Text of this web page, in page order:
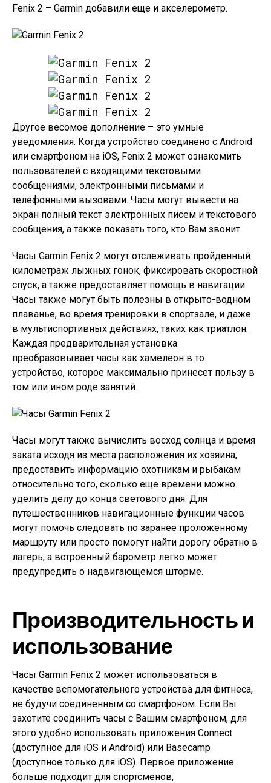
Fenix 2 – Garmin добавили еще и акселерометр.
Другое весомое дополнение – это умные
уведомления. Когда устройство соединено с Android
или смартфоном на iOS, Fenix 2 может ознакомить
пользователей с входящими текстовыми
сообщениями, электронными письмами и
телефонными вызовами. Часы могут вывести на
экран полный текст электронных писем и текстового
сообщения, а также показать того, кто Вам звонит.
Часы Garmin Fenix 2 могут отслеживать пройденный
километраж лыжных гонок, фиксировать скоростной
спуск, а также предоставляет помощь в навигации.
Часы также могут быть полезны в открыто-водном
плаванье, во время тренировки в спортзале, и даже
в мультиспортивных действиях, таких как триатлон.
Каждая предварительная установка
преобразовывает часы как хамелеон в то
устройство, которое максимально принесет пользу в
том или ином роде занятий.
Часы могут также вычислить восход солнца и время
заката исходя из места расположения их хозяина,
предоставить информацию охотникам и рыбакам
относительно того, сколько еще времени можно
уделить делу до конца светового дня. Для
путешественников навигационные функции часов
могут помочь следовать по заранее проложенному
маршруту или просто помогут найти дорогу обратно в
лагерь, а встроенный барометр легко может
предупредить о надвигающемся шторме.
Производительность и
использование
Часы Garmin Fenix 2 может использоваться в
качестве вспомогательного устройства для фитнеса,
не будучи соединенным со смартфоном. Если Вы
захотите соединить часы с Вашим смартфоном, для
этого удобно использовать приложения Connect
(доступное для iOS и Android) или Basecamp
(доступное только для iOS). Первое приложение
больше подходит для спортсменов,